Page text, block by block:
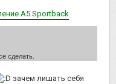
A5 Sportback
сделать.
зачем лишать себя